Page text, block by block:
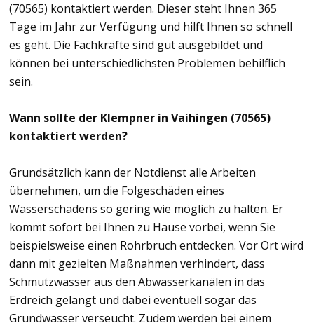
(70565) kontaktiert werden. Dieser steht Ihnen 365
Tage im Jahr zur Verfügung und hilft Ihnen so schnell
es geht. Die Fachkräfte sind gut ausgebildet und
können bei unterschiedlichsten Problemen behilflich
sein.
Wann sollte der Klempner in Vaihingen (70565)
kontaktiert werden?
Grundsätzlich kann der Notdienst alle Arbeiten
übernehmen, um die Folgeschäden eines
Wasserschadens so gering wie möglich zu halten. Er
kommt sofort bei Ihnen zu Hause vorbei, wenn Sie
beispielsweise einen Rohrbruch entdecken. Vor Ort wird
dann mit gezielten Maßnahmen verhindert, dass
Schmutzwasser aus den Abwasserkanälen in das
Erdreich gelangt und dabei eventuell sogar das
Grundwasser verseucht. Zudem werden bei einem